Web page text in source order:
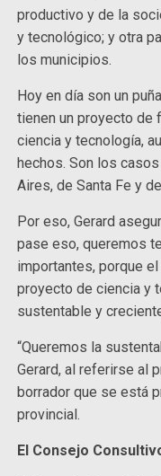
productivo y de la
y tecnológico; y otra
los municipios.
Hoy en día son un
tienen un proyecto de
ciencia y tecnología,
hechos. Son los
Aires, de Santa Fe y
Por eso, Gerard
pase eso, queremos
importantes, porque
proyecto de ciencia y
sustentable y
“Queremos la
Gerard, al referirse al
borrador que se está
provincial.
El Consejo